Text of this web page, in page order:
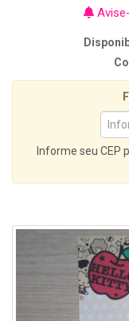
Informe seu CEP